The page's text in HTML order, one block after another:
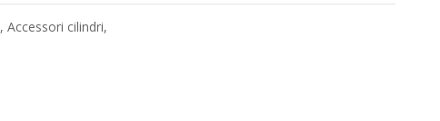
,Accessori cilindri,